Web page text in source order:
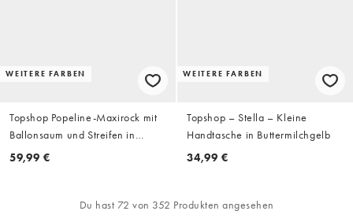
WEITERE FARBEN
Topshop Popeline-Maxirock mit
Ballonsaum und Streifen in
Schokobraun
59,99 €
WEITERE FARBEN
Topshop – Stella – Kleine
Handtasche in Buttermilchgelb
34,99 €
Du hast 72 von 352 Produkten angesehen